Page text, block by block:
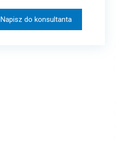
Napisz do konsultanta